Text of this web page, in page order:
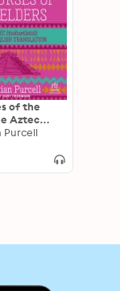
of the
Aztec
A First
Purcell